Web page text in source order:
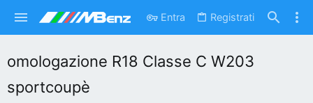
Entra Registrati
omologazione R18 Classe C W203
sportcoupè